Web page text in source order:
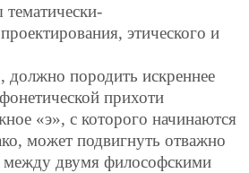
этического и
должно породить искреннее
прихоти
«э», с которого начинаются
может подвигнуть отважно
между двумя философскими